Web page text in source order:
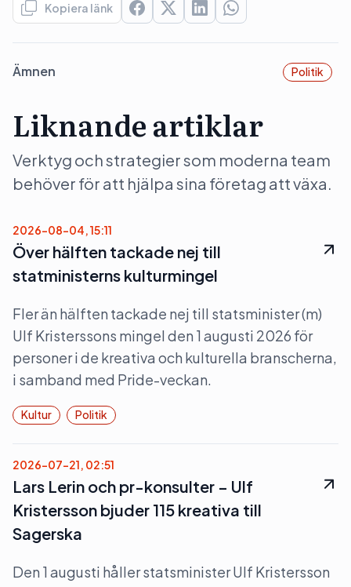
Kopiera länk
Ämnen Politik
Liknande artiklar
Verktyg och strategier som moderna team
behöver för att hjälpa sina företag att växa.
2026-08-04, 15:11
Över hälften tackade nej till
statministerns kulturmingel
Fler än hälften tackade nej till statsminister (m)
Ulf Kristerssons mingel den 1 augusti 2026 för
personer i de kreativa och kulturella branscherna,
i samband med Pride-veckan.
Kultur Politik
2026-07-21, 02:51
Lars Lerin och pr-konsulter – Ulf
Kristersson bjuder 115 kreativa till
Sagerska
Den 1 augusti håller statsminister Ulf Kristersson